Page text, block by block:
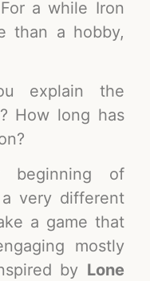
a while Iron
than a hobby,
explain the
How long has
of
very different
a game that
mostly
by Lone